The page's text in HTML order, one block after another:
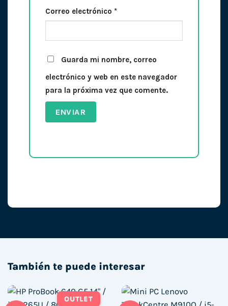
Correo electrónico *
Guarda mi nombre, correo
electrónico y web en este navegador
para la próxima vez que comente.
También te puede interesar
OUTLET